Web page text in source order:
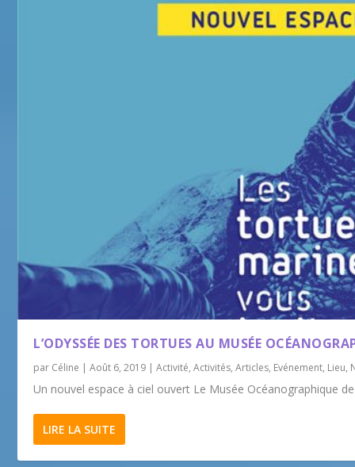
L’ODYSSÉE DES TORTUES AU MUSÉE
par Céline |Août 6, 2019 |Activité,Activités,Articles, Evénement, Lieu,
Un nouvel espace à ciel ouvert Le Musée Océanographique
LIRE LA SUITE